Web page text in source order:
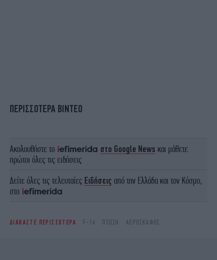
ΠΕΡΙΣΣΟΤΕΡΑ ΒΙΝΤΕΟ
Ακολουθήστε το στο Google News και μάθετε
πρώτοι όλες τις ειδήσεις
Δείτε όλες τις τελευταίες Ειδήσεις από την Ελλάδα και τον Κόσμο,
στο
ΔΙΑΒΑΣΤΕ ΠΕΡΙΣΣΟΤΕΡΑ F-16 ΠΤΏΣΗ ΑΕΡΟΣΚΆΦΟΣ